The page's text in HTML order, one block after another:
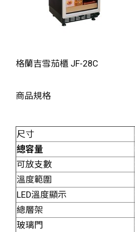
格蘭吉雪茄櫃 JF-28C
商品規格
尺寸
總容量
可放支數
溫度範圍
LED溫度顯示
總層架
玻璃門